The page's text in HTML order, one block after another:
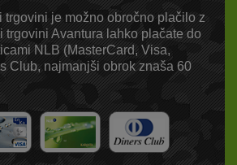
trgovini je možno obročno plačilo z
trgovini Avantura lahko plačate do
NLB (MasterCard, Visa,
Club, najmanjši obrok znaša 60